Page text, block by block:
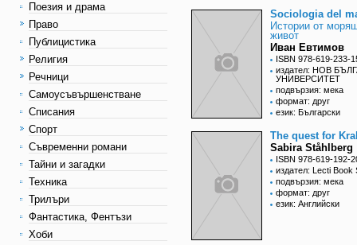
Поезия и драма
Право
Публицистика
Религия
Речници
Самоусъвършенстване
Списания
Спорт
Съвременни романи
Тайни и загадки
Техника
Трилъри
Фантастика, Фентъзи
Хоби
Sociologia del
Истории от
живот
Иван Евтимов
ISBN 978-619-233-
издател: НОВ
УНИВЕРСИТЕТ
подвързия: мека
формат: друг
език: Български
The quest for
Sabira Ståhlberg
ISBN 978-619-192-
издател: Lecti Book
подвързия: мека
формат: друг
език: Английски